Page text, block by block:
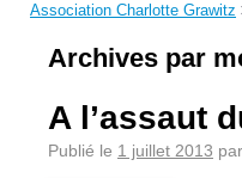
Association Charlotte Grawitz
Archives par
A l’assaut
Publié le 1 juillet 2013 par